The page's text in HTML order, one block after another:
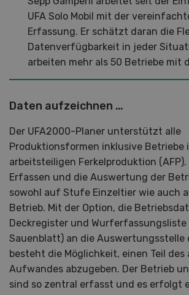
UFA Solo Mobil mit der
Erfassung. Er schätzt daran die
Datenverfügbarkeit in jeder
arbeiten mehr als 50 Betriebe mit
Daten aufzeichnen …
Der UFA2000-Planer unterstützt alle
Produktionsformen inklusive Betriebe
arbeitsteiligen Ferkelproduktion
Erfassen und die Auswertung der
sowohl auf Stufe Einzeltier wie auch
Betrieb. Mit der Option, die
Deckregister und Wurferfassungsliste
Sauenblatt) an die Auswertungsstelle
besteht die Möglichkeit, einen Teil
Aufwandes abzugeben. Der Betrieb
sind so zentral erfasst und es erfolgt